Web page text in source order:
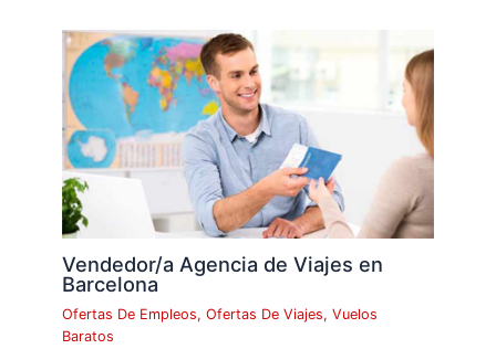
Vendedor/a Agencia de Viajes en
Barcelona
Ofertas De Empleos,Ofertas De Viajes,Vuelos
Baratos